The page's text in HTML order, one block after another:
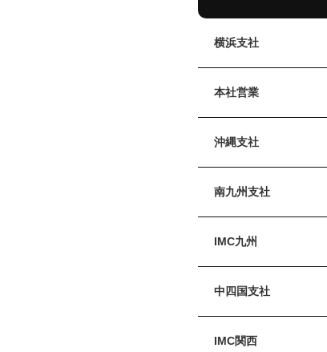
横浜支社
本社営業
沖縄支社
南九州支社
IMC九州
中四国支社
IMC関西